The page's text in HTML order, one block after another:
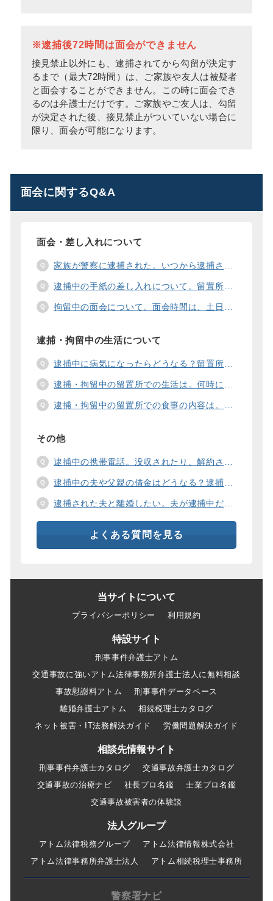
※逮捕後72時間は面会ができません
接見禁止以外にも、逮捕されてから勾留が決定す
るまで（最大72時間）は、ご家族や友人は被疑者
と面会することができません。この時に面会でき
るのは弁護士だけです。ご家族やご友人は、勾留
が決定された後、接見禁止がついていない場合に
限り、面会が可能になります。
面会に関するQ&A
面会・差し入れについて
家族が警察に逮捕された。いつから逮捕された家族と面会することができますか？
逮捕中の手紙の差し入れについて。留置所に手紙を送る際の宛先の書き方は？
拘留中の面会について。面会時間は、土日や祝日の面会は、一度に面会できる人数は。
逮捕・拘留中の生活について
逮捕中に病気になったらどうなる？留置所の健康診断、診療、医療行為、手術は。
逮捕・拘留中の留置所での生活は。何時に起きて、何時に寝るの？部屋や食事の様子は？
逮捕・拘留中の留置所での食事の内容は。食事代は支払わないといけないの？
その他
逮捕中の携帯電話。没収されたり、解約されたり、見られたりするの？
逮捕中の夫や父親の借金はどうなる？逮捕中の借金の支払い方法は。
逮捕された夫と離婚したい。夫が逮捕中だと慰謝料は増えるの？
よくある質問を見る
当サイトについて
プライバシーポリシー 利用規約
特設サイト
刑事事件弁護士アトム
交通事故に強いアトム法律事務所弁護士法人に無料相談
事故慰謝料アトム
刑事事件データベース
離婚弁護士アトム
相続税理士カタログ
ネット被害・IT法務解決ガイド
労働問題解決ガイド
相談先情報サイト
刑事事件弁護士カタログ
交通事故弁護士カタログ
交通事故の治療ナビ
社長プロ名鑑
士業プロ名鑑
交通事故被害者の体験談
法人グループ
アトム法律税務グループ
アトム法律情報株式会社
アトム法律事務所弁護士法人
アトム相続税理士事務所
警察署ナビ